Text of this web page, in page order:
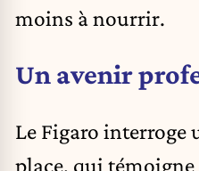
moins à nourrir.
Un avenir
Le Figaro interroge
place, qui témoigne